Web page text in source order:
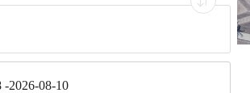
2026-08-10